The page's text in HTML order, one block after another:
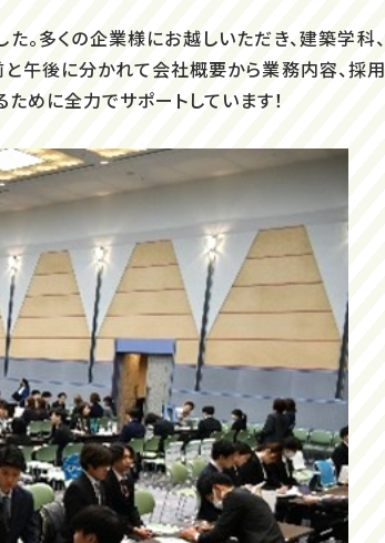
。多くの企業様にお越しいただき、建築学科
午後に分かれて会社概要から業務内容、採
めに全力でサポートしています！